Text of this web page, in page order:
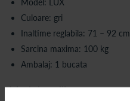
Model: LUX
Culoare: gri
Inaltime reglabila: 71 – 92 cm
Sarcina maxima: 100 kg
Ambalaj: 1 bucata
Mod de utilizare